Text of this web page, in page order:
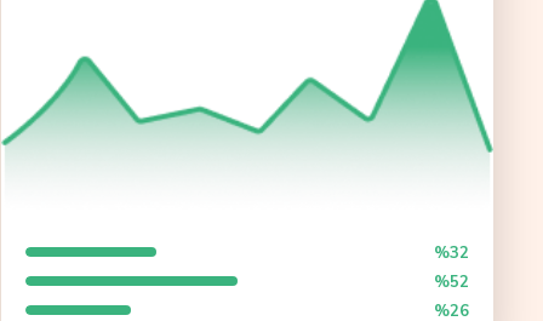
%32
%52
%26